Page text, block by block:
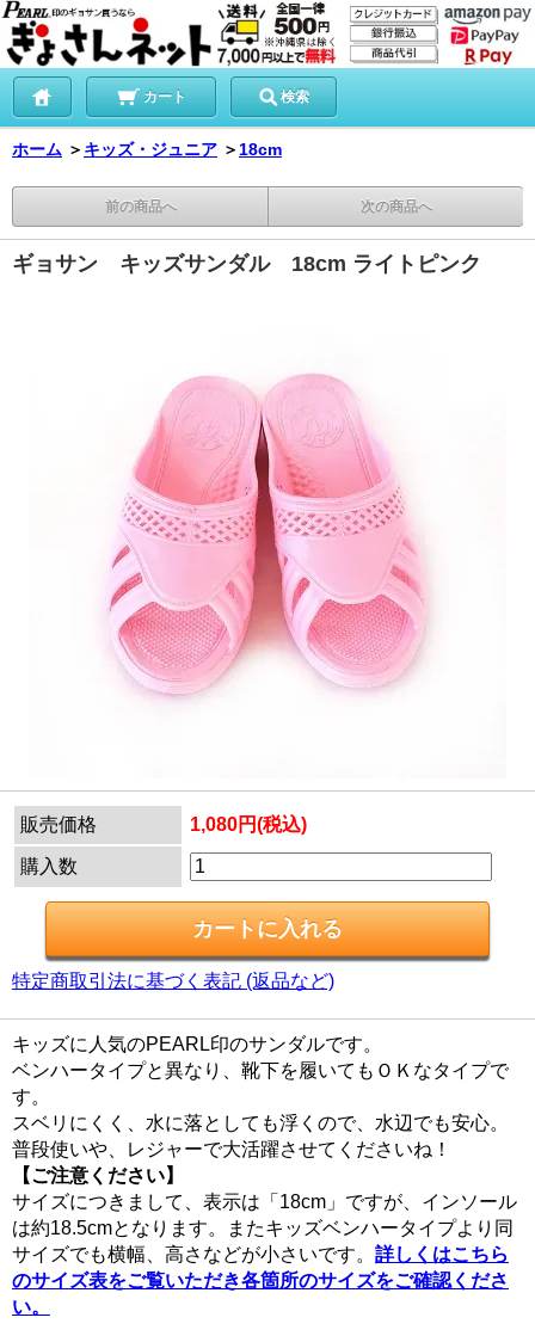
カート 検索
ホーム ＞ キッズ・ジュニア ＞ 18cm
前の商品へ 次の商品へ
ギョサン キッズサンダル 18cm ライトピンク
販売価格 1,080円(税込)
購入数
特定商取引法に基づく表記 (返品など)
キッズに人気のPEARL印のサンダルです。
ベンハータイプと異なり、靴下を履いてもＯＫなタイプで
す。
スベリにくく、水に落としても浮くので、水辺でも安心。
普段使いや、レジャーで大活躍させてくださいね！
【ご注意ください】
サイズにつきまして、表示は「18cm」ですが、インソール
は約18.5cmとなります。またキッズベンハータイプより同
サイズでも横幅、高さなどが小さいです。 詳しくはこちら
のサイズ表をご覧いただき各箇所のサイズをご確認くださ
い。